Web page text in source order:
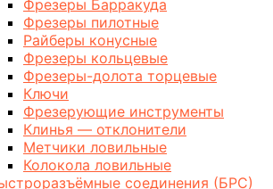
Фрезеры Барракуда
Фрезеры пилотные
Райберы конусные
Фрезеры кольцевые
Фрезеры-долота торцевые
Ключи
Фрезерующие инструменты
Клинья — отклонители
Метчики ловильные
Колокола ловильные
соединения (БРС)